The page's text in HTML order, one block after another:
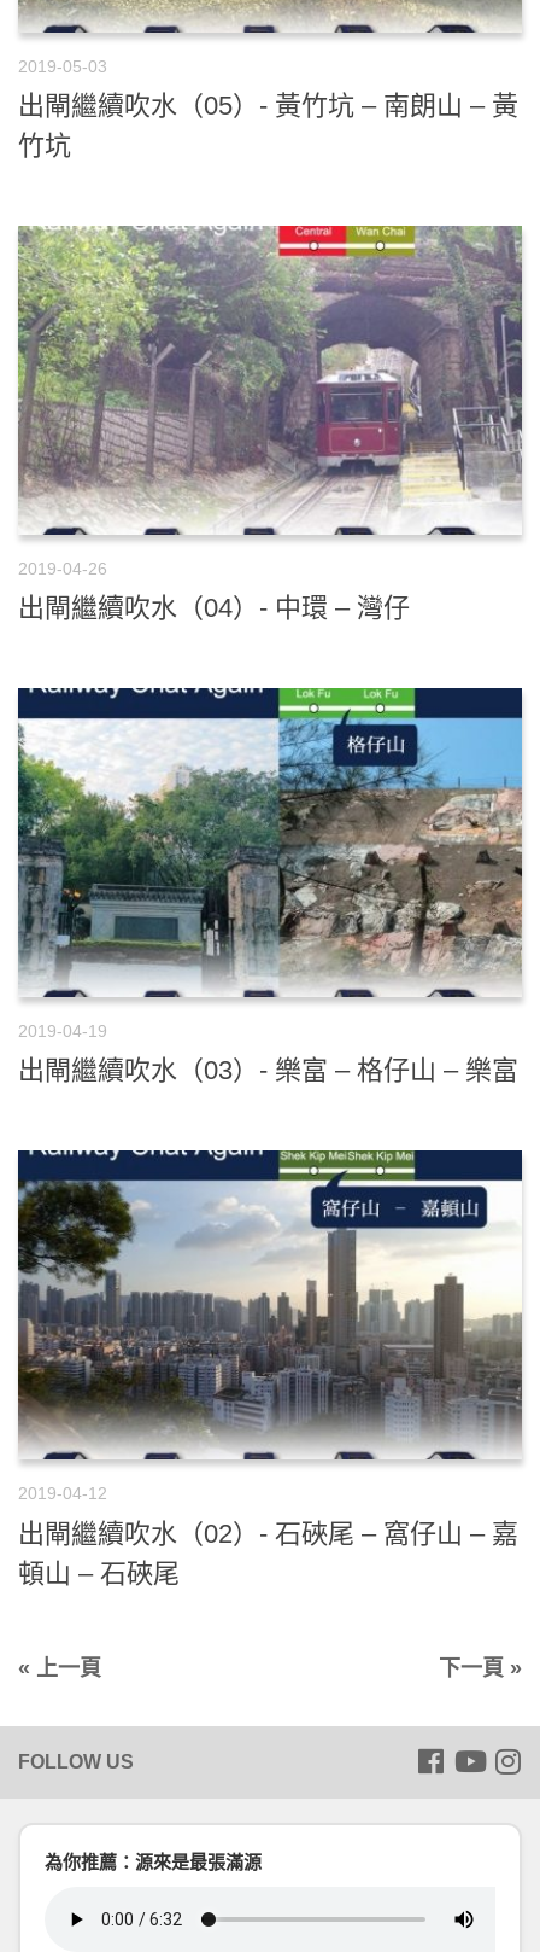
2019-05-03
出閘繼續吹水（05）- 黃竹坑 – 南朗山 – 黃
竹坑
2019-04-26
出閘繼續吹水（04）- 中環 – 灣仔
2019-04-19
出閘繼續吹水（03）- 樂富 – 格仔山 – 樂富
2019-04-12
出閘繼續吹水（02）- 石硤尾 – 窩仔山 – 嘉
頓山 – 石硤尾
« 上一頁 下一頁 »
為你推薦：源來是最張滿源